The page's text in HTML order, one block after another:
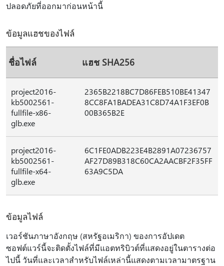
ปลอดภัยที่ออกมาก่อนหน้านี้
ข้อมูลแฮชของไฟล์
ชื่อไฟล์ แฮช SHA256
project2016-
kb5002561-
fullfile-x86-
glb.exe
2365B2218BC7D86FEB510BE41347
8CC8FA1BADEA31C8D74A1F3EF0B
00B365B2E
project2016-
kb5002561-
fullfile-x64-
glb.exe
6C1FE0ADB223E4B2891A07236757
AF27D89B318C60CA2AACBF2F35FF
63A9C5DA
ข้อมูลไฟล์
เวอร์ชันภาษาอังกฤษ (สหรัฐอเมริกา) ของการอัปเดต
ซอฟต์แวร์นี้จะติดตั้งไฟล์ที่มีแอตทริบิวต์ที่แสดงอยู่ในตารางต่อ
ไปนี้ วันที่และเวลาสำหรับไฟล์เหล่านี้แสดงตามเวลามาตรฐาน